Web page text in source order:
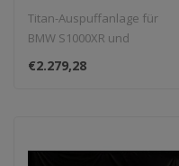
Titan-Auspuffanlage für
BMW S1000XR und
M1000XR, leicht und
leistungsstark...
€2.279,28